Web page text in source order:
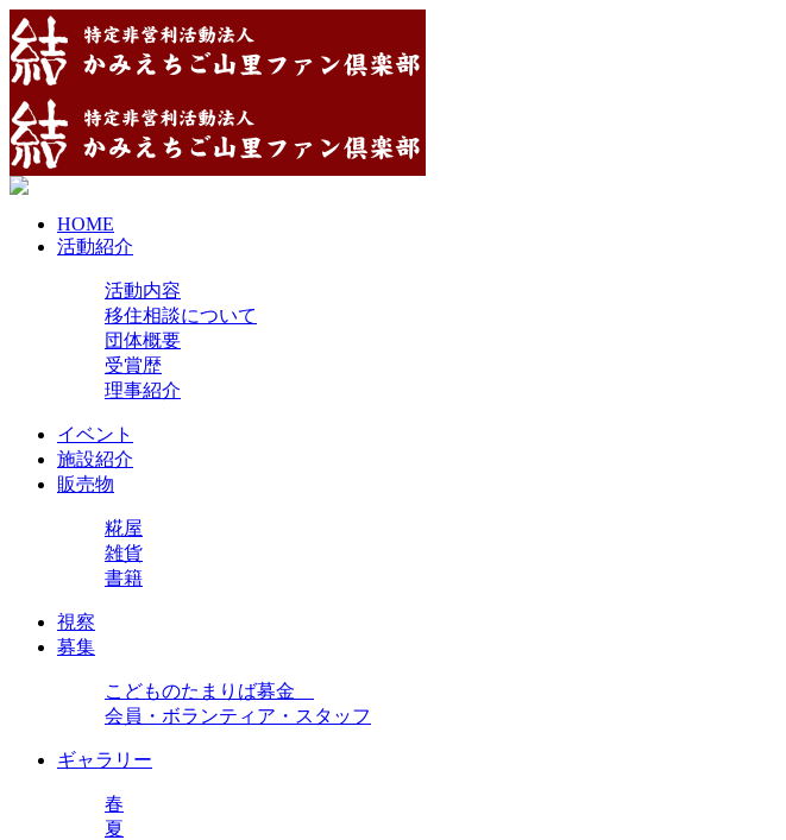
HOME
活動紹介
活動内容
移住相談について
団体概要
受賞歴
理事紹介
イベント
施設紹介
販売物
糀屋
雑貨
書籍
視察
募集
こどものたまりば募金
会員・ボランティア・スタッフ
ギャラリー
春
夏